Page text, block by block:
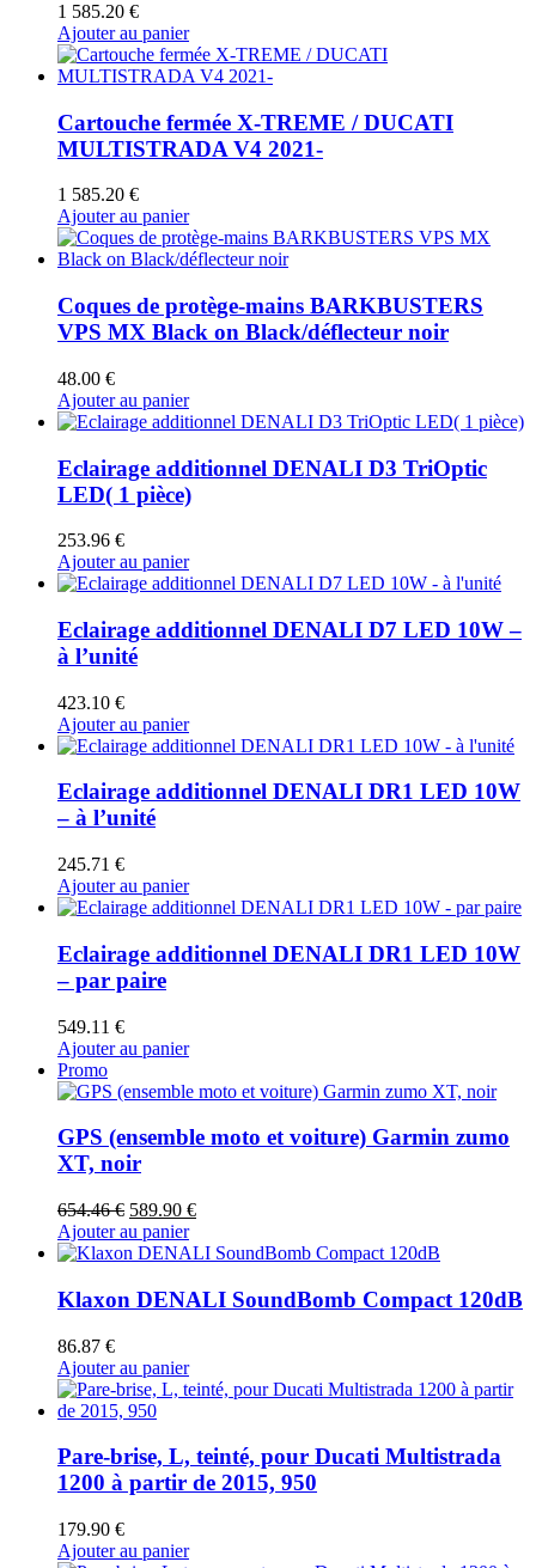
1 585.20 €
Ajouter au panier
Cartouche fermée X-TREME / DUCATI
MULTISTRADA V4 2021-
1 585.20 €
Ajouter au panier
Coques de protège-mains BARKBUSTERS
VPS MX Black on Black/déflecteur noir
48.00 €
Ajouter au panier
Eclairage additionnel DENALI D3 TriOptic
LED( 1 pièce)
253.96 €
Ajouter au panier
Eclairage additionnel DENALI D7 LED 10W –
à l’unité
423.10 €
Ajouter au panier
Eclairage additionnel DENALI DR1 LED 10W
– à l’unité
245.71 €
Ajouter au panier
Eclairage additionnel DENALI DR1 LED 10W
– par paire
549.11 €
Ajouter au panier
Promo
GPS (ensemble moto et voiture) Garmin zumo
XT, noir
654.46€ Le
prix
initial
654.46 €.
589.90 €Le
actuel
589.90 €.
Ajouter au panier
Klaxon DENALI SoundBomb Compact 120dB
86.87 €
Ajouter au panier
Pare-brise, L, teinté, pour Ducati Multistrada
1200 à partir de 2015, 950
179.90 €
Ajouter au panier